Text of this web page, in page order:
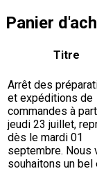
Panier
Arrêt des
et expéditions de
commandes à
jeudi 23 juillet,
dès le mardi 01
septembre. Nous
souhaitons un bel
Titre